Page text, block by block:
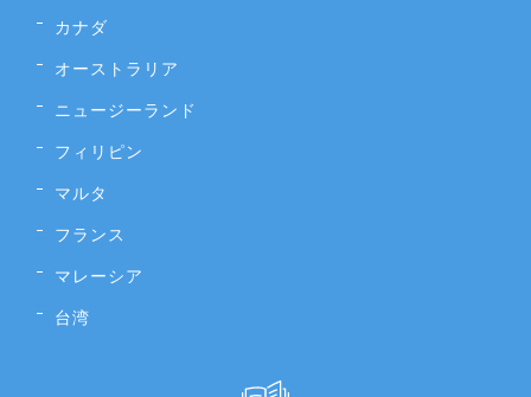
カナダ
オーストラリア
ニュージーランド
フィリピン
マルタ
フランス
マレーシア
台湾